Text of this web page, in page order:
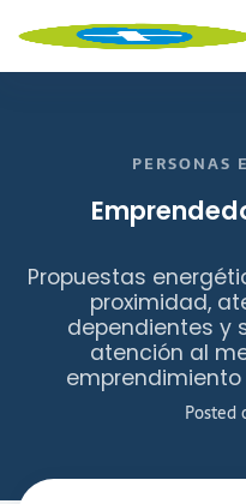
PERSONAS
Propuestas
proximidad,
dependientes y
atención al
Posted